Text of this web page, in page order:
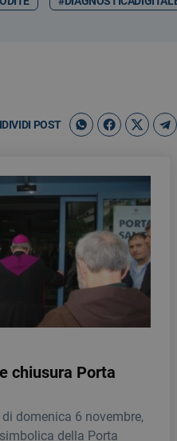
POST
chiusura Porta
domenica 6 novembre,
della Porta